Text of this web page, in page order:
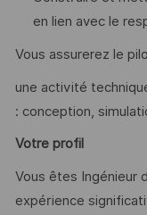
en lien avec le
Vous assurerez le
une activité
: conception,
Votre profil
Vous êtes Ingénieur
expérience